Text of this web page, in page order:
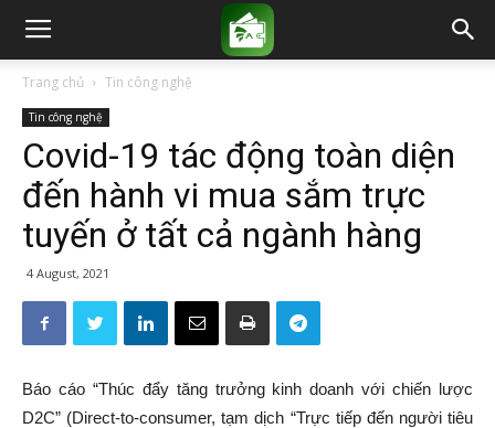
Trang chủ Tin công nghệ
Tin công nghệ
Covid-19 tác động toàn diện
đến hành vi mua sắm trực
tuyến ở tất cả ngành hàng
4 August, 2021
Báo cáo “Thúc đẩy tăng trưởng kinh doanh với chiến lược
D2C” (Direct-to-consumer, tạm dịch “Trực tiếp đến người tiêu